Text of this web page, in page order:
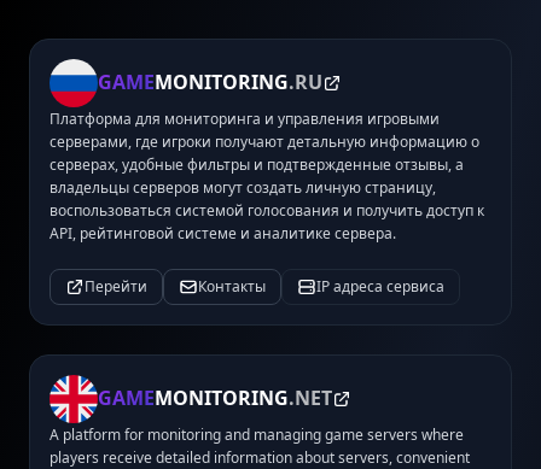
GAMEMONITORING.RU
Платформа для мониторинга и управления игровыми
серверами, где игроки получают детальную информацию о
серверах, удобные фильтры и подтвержденные отзывы, а
владельцы серверов могут создать личную страницу,
воспользоваться системой голосования и получить доступ к
API, рейтинговой системе и аналитике сервера.
Перейти Контакты IP адреса сервиса
GAMEMONITORING.NET
A platform for monitoring and managing game servers where
players receive detailed information about servers, convenient